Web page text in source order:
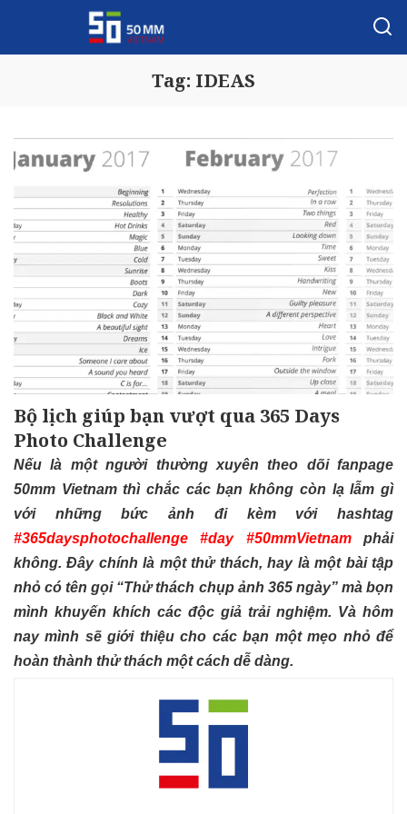
Tag: IDEAS
Bộ lịch giúp bạn vượt qua 365 Days
Photo Challenge
Nếu là một người thường xuyên theo dõi fanpage
50mm Vietnam thì chắc các bạn không còn lạ lẫm gì
với những bức ảnh đi kèm với hashtag
#365daysphotochallenge #day #50mmVietnamphải
không. Đây chính là một thử thách, hay là một bài tập
nhỏ có tên gọi “Thử thách chụp ảnh 365 ngày” mà bọn
mình khuyến khích các độc giả trải nghiệm. Và hôm
nay mình sẽ giới thiệu cho các bạn một mẹo nhỏ để
hoàn thành thử thách một cách dễ dàng.